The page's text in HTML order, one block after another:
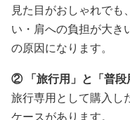
見た目がおしゃれでも
い・肩への負担が大き
の原因になります。
② 「旅行用」と「普段
旅行専用として購入し
ケースがあります。